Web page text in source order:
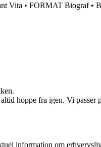
Vita • FORMAT Biograf•
hoppe fra igen. Vi passer
information om